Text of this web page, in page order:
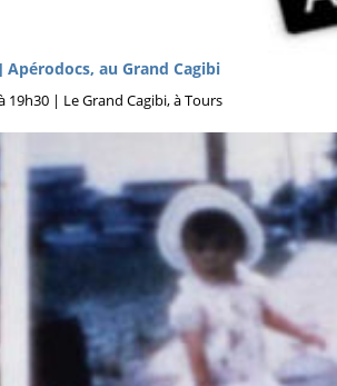
Apérodocs, au Grand Cagibi
19h30 | Le Grand Cagibi, à Tours